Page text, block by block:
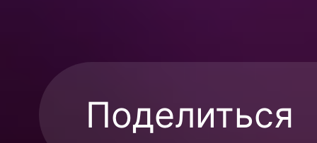
Поделиться